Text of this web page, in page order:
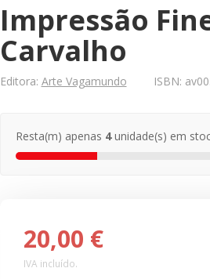
Impressão
Carvalho
Editora: Arte Vagamundo ISBN:
Resta(m) apenas 4unidade(s) em
20,00 €
IVA incluído.